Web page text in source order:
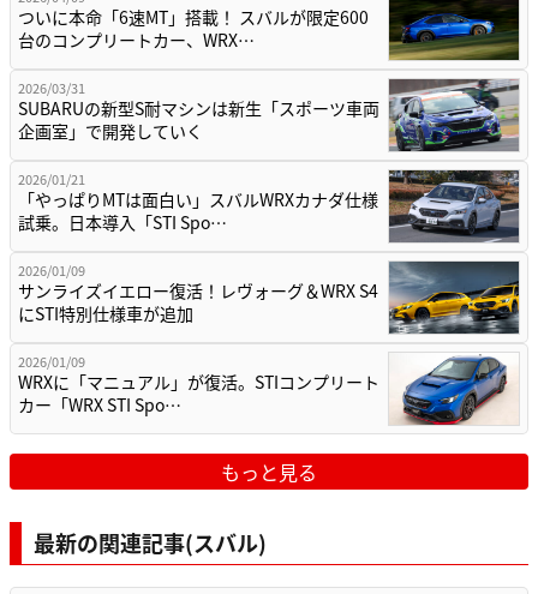
ついに本命「6速MT」搭載！ スバルが限定600
台のコンプリートカー、WRX…
2026/03/31
SUBARUの新型S耐マシンは新生「スポーツ車両
企画室」で開発していく
2026/01/21
「やっぱりMTは面白い」スバルWRXカナダ仕様
試乗。日本導入「STI Spo…
2026/01/09
サンライズイエロー復活！レヴォーグ＆WRX S4
にSTI特別仕様車が追加
2026/01/09
WRXに「マニュアル」が復活。STIコンプリート
カー「WRX STI Spo…
もっと見る
最新の関連記事(スバル)